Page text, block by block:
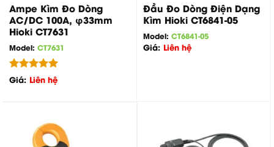
Ampe Kìm Đo Dòng
AC/DC 100A, φ33mm
Hioki CT7631
Model: CT7631
Được xếp
hạng
5.00
Giá: Liên hệ
Đầu Đo Dòng Điện Dạng
Kìm Hioki CT6841-05
Model: CT6841-05
Giá: Liên hệ